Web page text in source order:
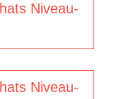
Niveau-
Niveau-